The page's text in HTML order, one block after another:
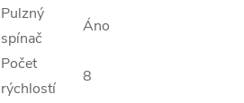
Pulzný
spínač
Áno
Počet
rýchlostí
8